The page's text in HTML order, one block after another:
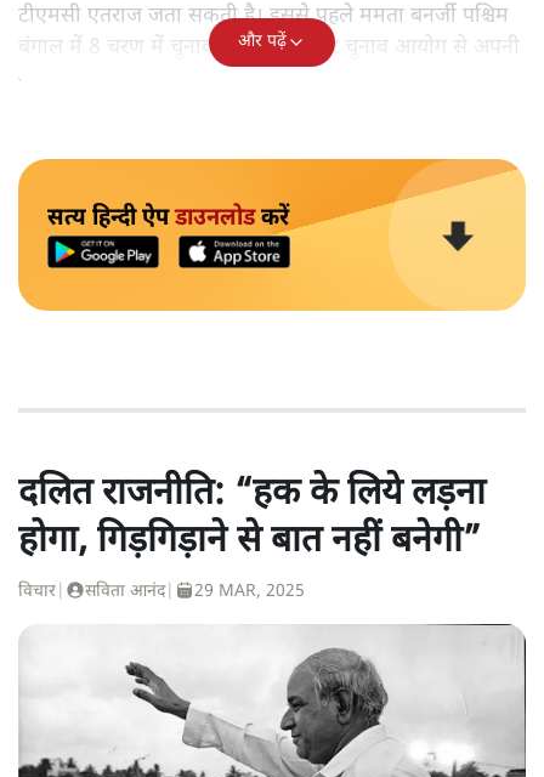
टीएमसी एतराज जता सकती है। इससे पहले ममता बनर्जी पश्चिम
बंगाल में 8 चरण में चुनाव कराने को लेकर चुनाव आयोग से अपनी
नाराज़गी दर्ज करा चुकी हैं।
और पढ़ें
सत्य हिन्दी ऐपडाउनलोडकरें
दलित राजनीति: “हक के लिये लड़ना
होगा, गिड़गिड़ाने से बात नहीं बनेगी”
विचार सविता आनंद| 29 MAR, 2025